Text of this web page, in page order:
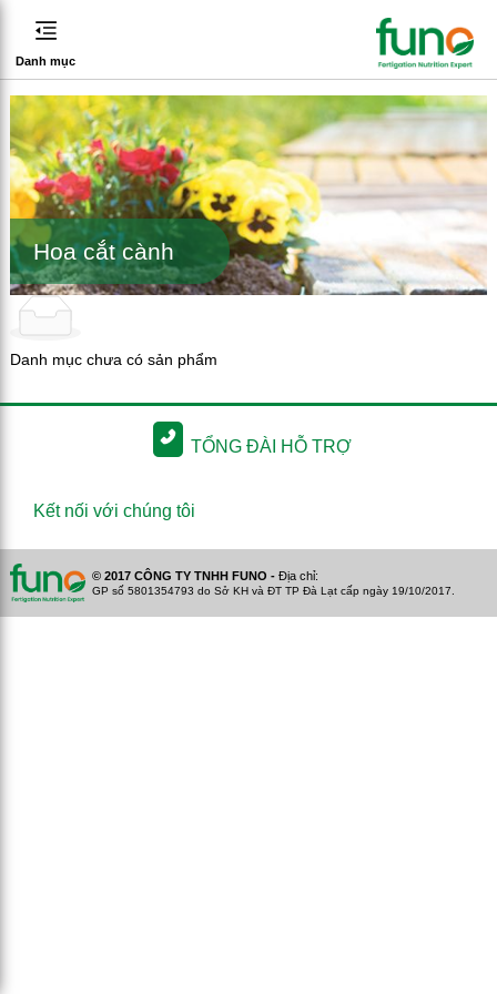
Danh mục
Hoa cắt cành
Danh mục chưa có sản phẩm
TỔNG ĐÀI HỖ TRỢ
Kết nối với chúng tôi
© 2017 CÔNG TY TNHH FUNO - Địa chỉ:
GP số 5801354793 do Sở KH và ĐT TP Đà Lạt cấp ngày 19/10/2017.